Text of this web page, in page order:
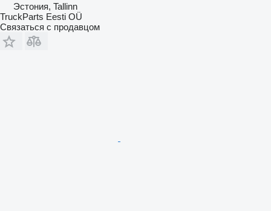
Эстония, Tallinn
TruckParts Eesti OÜ
Связаться с продавцом